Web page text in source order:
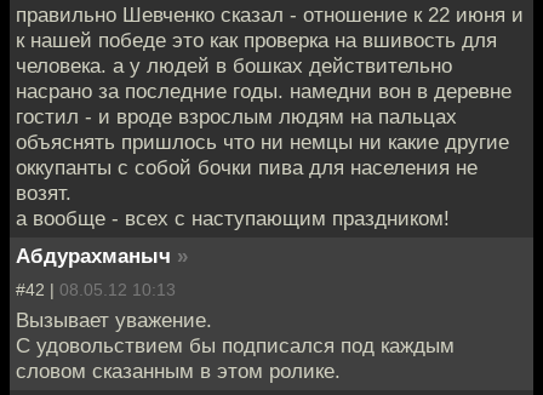
правильно Шевченко сказал - отношение к 22 июня и
к нашей победе это как проверка на вшивость для
человека. а у людей в бошках действительно
насрано за последние годы. намедни вон в деревне
гостил - и вроде взрослым людям на пальцах
объяснять пришлось что ни немцы ни какие другие
оккупанты с собой бочки пива для населения не
возят.
а вообще - всех с наступающим праздником!
Абдурахманыч »
#42 | 08.05.12 10:13
Вызывает уважение.
С удовольствием бы подписался под каждым
словом сказанным в этом ролике.